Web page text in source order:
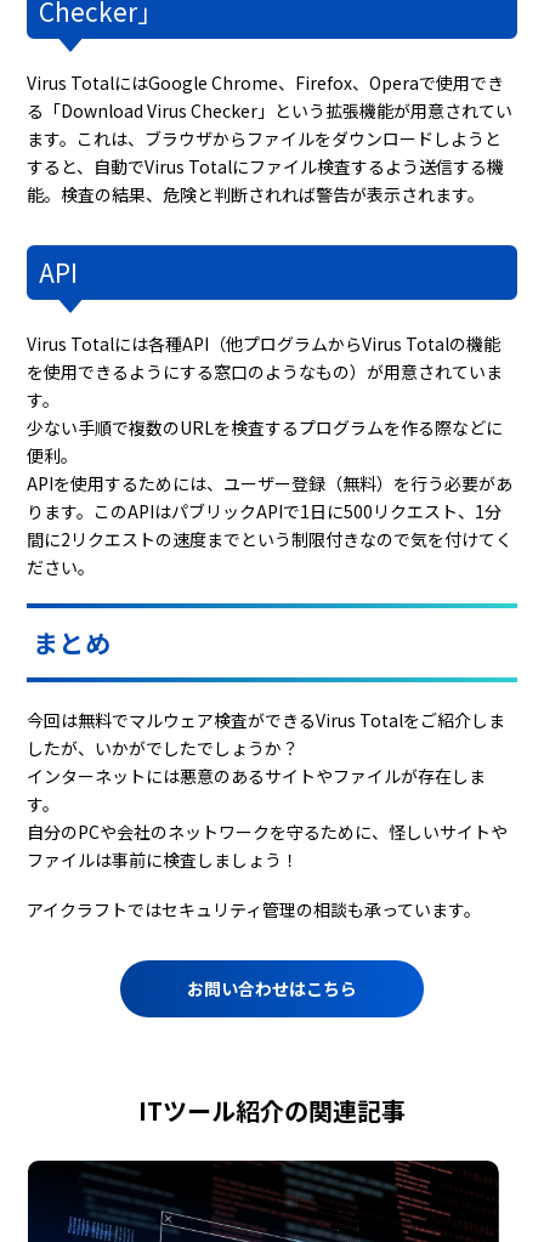
Checker」
Virus TotalにはGoogle Chrome、Firefox、Operaで使用でき
る「Download Virus Checker」という拡張機能が用意されてい
ます。これは、ブラウザからファイルをダウンロードしようと
すると、自動でVirus Totalにファイル検査するよう送信する機
能。検査の結果、危険と判断されれば警告が表示されます。
API
Virus Totalには各種API（他プログラムからVirus Totalの機能
を使用できるようにする窓口のようなもの）が用意されていま
す。
少ない手順で複数のURLを検査するプログラムを作る際などに
便利。
APIを使用するためには、ユーザー登録（無料）を行う必要があ
ります。このAPIはパブリックAPIで1日に500リクエスト、1分
間に2リクエストの速度までという制限付きなので気を付けてく
ださい。
まとめ
今回は無料でマルウェア検査ができるVirus Totalをご紹介しま
したが、いかがでしたでしょうか？
インターネットには悪意のあるサイトやファイルが存在しま
す。
自分のPCや会社のネットワークを守るために、怪しいサイトや
ファイルは事前に検査しましょう！
アイクラフトではセキュリティ管理の相談も承っています。
お問い合わせはこちら
ITツール紹介の関連記事